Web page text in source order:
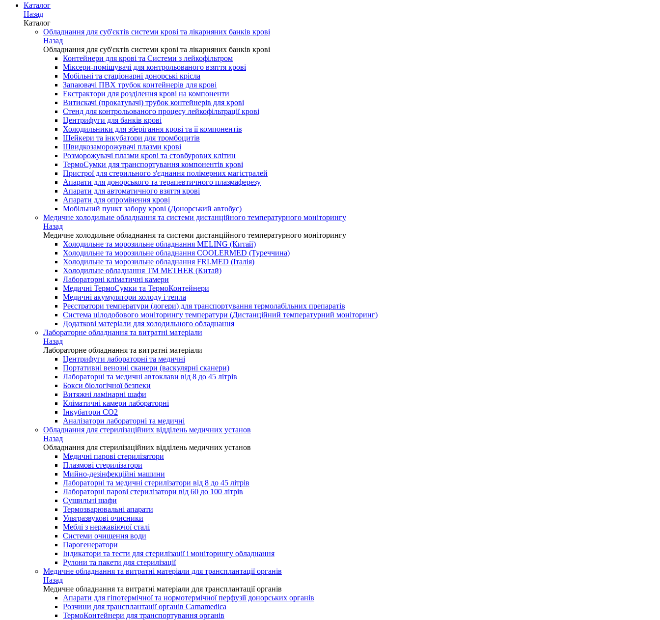
Каталог
Назад
Каталог
Обладнання для суб'єктів системи крові та лікарняних банків крові
Назад
Обладнання для суб'єктів системи крові та лікарняних банків крові
Контейнери для крові та Системи з лейкофільтром
Міксери-помішувачі для контрольованого взяття крові
Мобільні та стаціонарні донорські крісла
Запаювачі ПВХ трубок контейнерів для крові
Екстрактори для розділення крові на компоненти
Витискачі (прокатувачі) трубок контейнерів для крові
Стенд для контрольованого процесу лейкофільтрації крові
Центрифуги для банків крові
Холодильники для зберігання крові та її компонентів
Шейкери та інкубатори для тромбоцитів
Швидкозаморожувачі плазми крові
Розморожувачі плазми крові та стовбурових клітин
ТермоСумки для транспортування компонентів крові
Пристрої для стерильного з'єднання полімерних магістралей
Апарати для донорського та терапевтичного плазмаферезу
Апарати для автоматичного взяття крові
Апарати для опромінення крові
Мобільний пункт забору крові (Донорський автобус)
Медичне холодильне обладнання та системи дистанційного температурного моніторингу
Назад
Медичне холодильне обладнання та системи дистанційного температурного моніторингу
Холодильне та морозильне обладнання MELING (Китай)
Холодильне та морозильне обладнання COOLERMED (Туреччина)
Холодильне та морозильне обладнання FRI.MED (Італія)
Холодильне обладнання TM METHER (Китай)
Лабораторні кліматичні камери
Медичні ТермоСумки та ТермоКонтейнери
Медичні акумулятори холоду і тепла
Реєстратори температури (логери) для транспортування термолабільних препаратів
Система цілодобового моніторингу температури (Дистанційний температурний моніторинг)
Додаткові матеріали для холодильного обладнання
Лабораторне обладнання та витратні матеріали
Назад
Лабораторне обладнання та витратні матеріали
Центрифуги лабораторні та медичні
Портативні венозні сканери (васкулярні сканери)
Лабораторні та медичні автоклави від 8 до 45 літрів
Бокси біологічної безпеки
Витяжні ламінарні шафи
Кліматичні камери лабораторні
Інкубатори СО2
Аналізатори лабораторні та медичні
Обладнання для стерилізаційних відділень медичних установ
Назад
Обладнання для стерилізаційних відділень медичних установ
Медичні парові стерилізатори
Плазмові стерилізатори
Мийно-дезінфекційні машини
Лабораторні та медичні стерилізатори від 8 до 45 літрів
Лабораторні парові стерилізатори від 60 до 100 літрів
Сушильні шафи
Термозварювальні апарати
Ультразвукові очисники
Меблі з нержавіючої сталі
Системи очищення води
Парогенератори
Індикатори та тести для стерилізації і моніторингу обладнання
Рулони та пакети для стерилізації
Медичне обладнання та витратні матеріали для трансплантації органів
Назад
Медичне обладнання та витратні матеріали для трансплантації органів
Апарати для гіпотермічної та нормотермічної перфузії донорських органів
Розчини для трансплантації органів Carnamedica
ТермоКонтейнери для транспортування органів